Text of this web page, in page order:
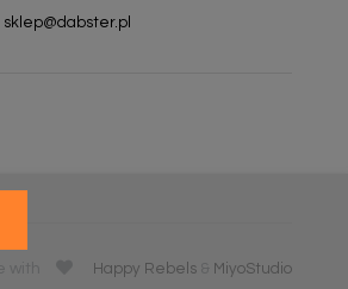
sklep@dabster.pl
Happy Rebels MiyoStudio